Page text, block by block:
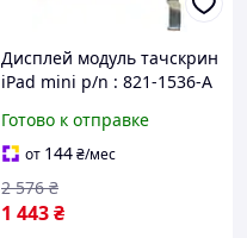
Дисплей модуль тачскрин
iPad mini p/n : 821-1536-A
Готово к отправке
от 144₴/мес
1 443₴
2 576 ₴